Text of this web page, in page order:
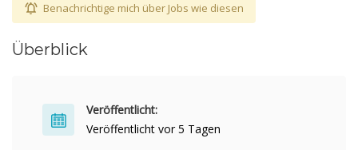
Benachrichtige mich über Jobs wie diesen
Überblick
Veröffentlicht:
Veröffentlicht vor 5 Tagen